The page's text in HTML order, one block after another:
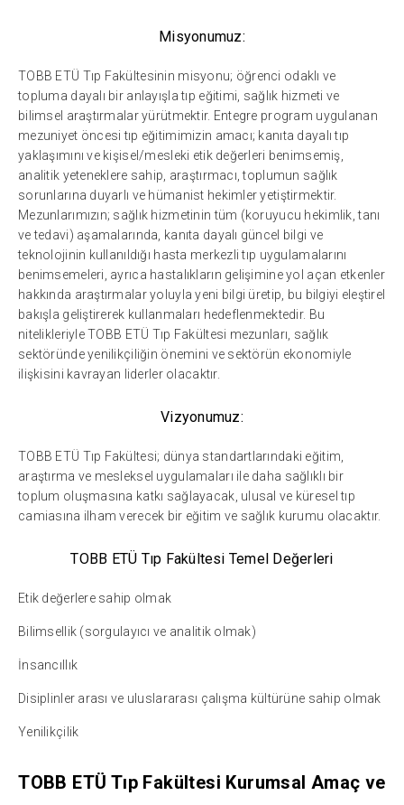
Misyonumuz:
TOBB ETÜ Tıp Fakültesinin misyonu; öğrenci odaklı ve
topluma dayalı bir anlayışla tıp eğitimi, sağlık hizmeti ve
bilimsel araştırmalar yürütmektir. Entegre program uygulanan
mezuniyet öncesi tıp eğitimimizin amacı; kanıta dayalı tıp
yaklaşımını ve kişisel/mesleki etik değerleri benimsemiş,
analitik yeteneklere sahip, araştırmacı, toplumun sağlık
sorunlarına duyarlı ve hümanist hekimler yetiştirmektir.
Mezunlarımızın; sağlık hizmetinin tüm (koruyucu hekimlik, tanı
ve tedavi) aşamalarında, kanıta dayalı güncel bilgi ve
teknolojinin kullanıldığı hasta merkezli tıp uygulamalarını
benimsemeleri, ayrıca hastalıkların gelişimine yol açan etkenler
hakkında araştırmalar yoluyla yeni bilgi üretip, bu bilgiyi eleştirel
bakışla geliştirerek kullanmaları hedeflenmektedir. Bu
nitelikleriyle TOBB ETÜ Tıp Fakültesi mezunları, sağlık
sektöründe yenilikçiliğin önemini ve sektörün ekonomiyle
ilişkisini kavrayan liderler olacaktır.
Vizyonumuz:
TOBB ETÜ Tıp Fakültesi; dünya standartlarındaki eğitim,
araştırma ve mesleksel uygulamaları ile daha sağlıklı bir
toplum oluşmasına katkı sağlayacak, ulusal ve küresel tıp
camiasına ilham verecek bir eğitim ve sağlık kurumu olacaktır.
TOBB ETÜ Tıp Fakültesi Temel Değerleri
Etik değerlere sahip olmak
Bilimsellik (sorgulayıcı ve analitik olmak)
İnsancıllık
Disiplinler arası ve uluslararası çalışma kültürüne sahip olmak
Yenilikçilik
TOBB ETÜ Tıp Fakültesi Kurumsal Amaç ve